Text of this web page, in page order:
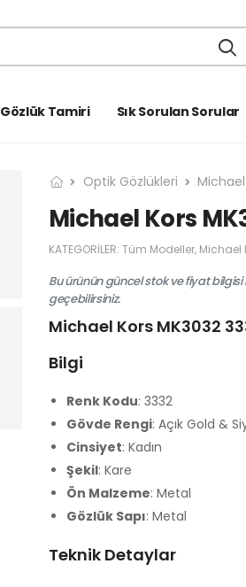
Gözlük Tamiri Sık Sorulan Sorular
Optik Gözlükleri
Michael Kors
KATEGORILER: Tüm Modeller, Michael
Bu ürünün güncel stok ve fiyat
geçebilirsiniz.
Michael Kors MK3032
Bilgi
Renk Kodu: 3332
Gövde Rengi: Açık Gold &
Cinsiyet: Kadın
Şekil: Kare
Ön Malzeme: Metal
Gözlük Sapı: Metal
Teknik Detaylar